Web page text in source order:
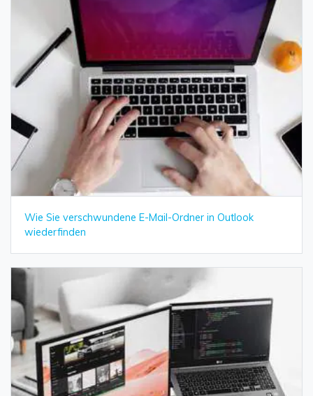
Wie Sie verschwundene E-Mail-Ordner in Outlook
wiederfinden